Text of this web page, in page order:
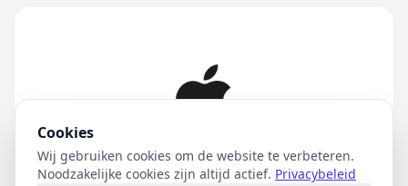
Cookies
Wij gebruiken cookies om de website te verbeteren.
Noodzakelijke cookies zijn altijd actief. Privacybeleid